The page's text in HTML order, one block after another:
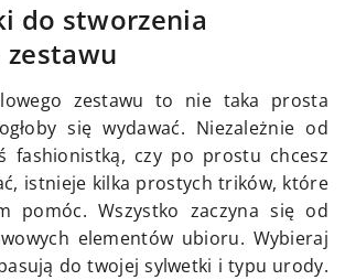
do stworzenia
zestawu to nie taka prosta
się wydawać. Niezależnie od
fashionistką, czy po prostu chcesz
istnieje kilka prostych trików, które
pomóc. Wszystko zaczyna się od
elementów ubioru. Wybieraj
do twojej sylwetki i typu urody.